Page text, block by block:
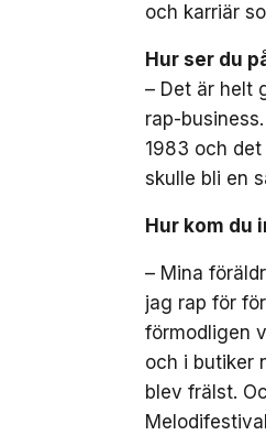
och karriär
Hur ser du
– Det är helt
rap-
1983 och
skulle bli en
Hur kom du
– Mina
jag rap för
förmodligen
och i butiker
blev frälst.